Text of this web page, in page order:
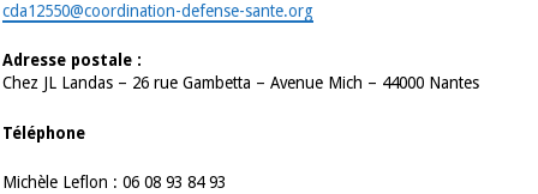
cda12550@coordination-defense-sante.org
Adresse postale :
Chez JL Landas – 26 rue Gambetta – Avenue Mich – 44000 Nantes
Téléphone
Michèle Leflon : 06 08 93 84 93